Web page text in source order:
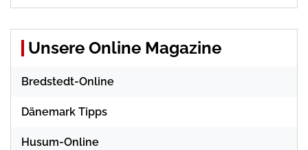
Unsere Online Magazine
Bredstedt-Online
Dänemark Tipps
Husum-Online